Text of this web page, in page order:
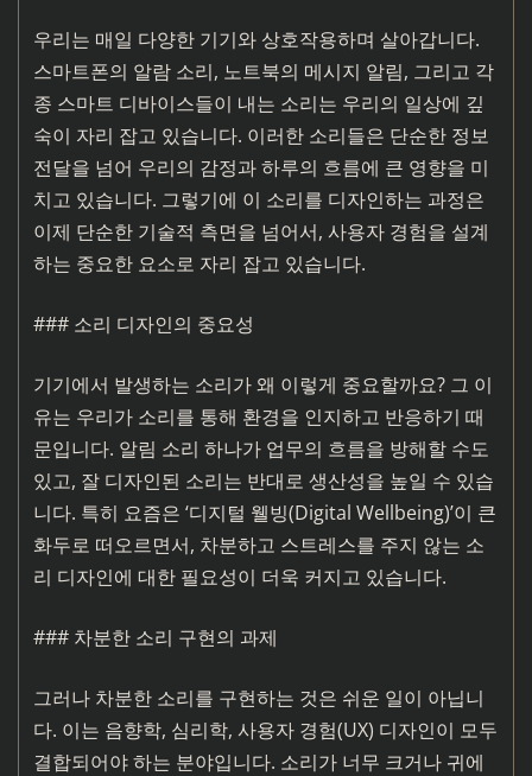
우리는 매일 다양한 기기와 상호작용하며 살아갑니다.
스마트폰의 알람 소리, 노트북의 메시지 알림, 그리고 각
종 스마트 디바이스들이 내는 소리는 우리의 일상에 깊
숙이 자리 잡고 있습니다. 이러한 소리들은 단순한 정보
전달을 넘어 우리의 감정과 하루의 흐름에 큰 영향을 미
치고 있습니다. 그렇기에 이 소리를 디자인하는 과정은
이제 단순한 기술적 측면을 넘어서, 사용자 경험을 설계
하는 중요한 요소로 자리 잡고 있습니다.
### 소리 디자인의 중요성
기기에서 발생하는 소리가 왜 이렇게 중요할까요? 그 이
유는 우리가 소리를 통해 환경을 인지하고 반응하기 때
문입니다. 알림 소리 하나가 업무의 흐름을 방해할 수도
있고, 잘 디자인된 소리는 반대로 생산성을 높일 수 있습
니다. 특히 요즘은 ‘디지털 웰빙(Digital Wellbeing)’이 큰
화두로 떠오르면서, 차분하고 스트레스를 주지 않는 소
리 디자인에 대한 필요성이 더욱 커지고 있습니다.
### 차분한 소리 구현의 과제
그러나 차분한 소리를 구현하는 것은 쉬운 일이 아닙니
다. 이는 음향학, 심리학, 사용자 경험(UX) 디자인이 모두
결합되어야 하는 분야입니다. 소리가 너무 크거나 귀에